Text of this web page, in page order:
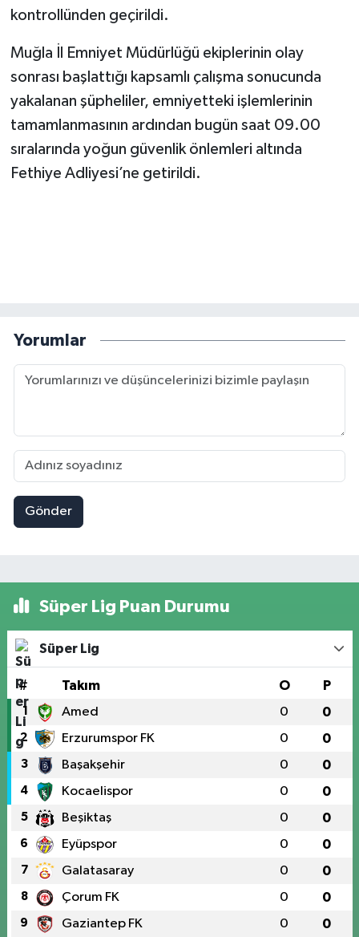
kontrollünden geçirildi.
Muğla İl Emniyet Müdürlüğü ekiplerinin olay
sonrası başlattığı kapsamlı çalışma sonucunda
yakalanan şüpheliler, emniyetteki işlemlerinin
tamamlanmasının ardından bugün saat 09.00
sıralarında yoğun güvenlik önlemleri altında
Fethiye Adliyesi’ne getirildi.
Yorumlar
Gönder
Süper Lig Puan Durumu
Süper Lig
# Takım O P
1 Amed 0 0
2 Erzurumspor FK 0 0
3 Başakşehir 0 0
4 Kocaelispor 0 0
5 Beşiktaş 0 0
6 Eyüpspor 0 0
7 Galatasaray 0 0
8 Çorum FK 0 0
9 Gaziantep FK 0 0